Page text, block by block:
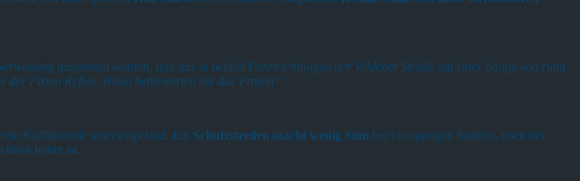
ausgebaut werden, und das in beiden Fahrtrichtungen der Veldener Straße auf einer Länge von rund
Firma Reflex. Wieso befürworten Sie das Projekt?
Radfahrende unterwegs sind. Ein Schutzstreifen macht wenig Sinn bei vierspurigen Straßen, noch bei
höher ist.